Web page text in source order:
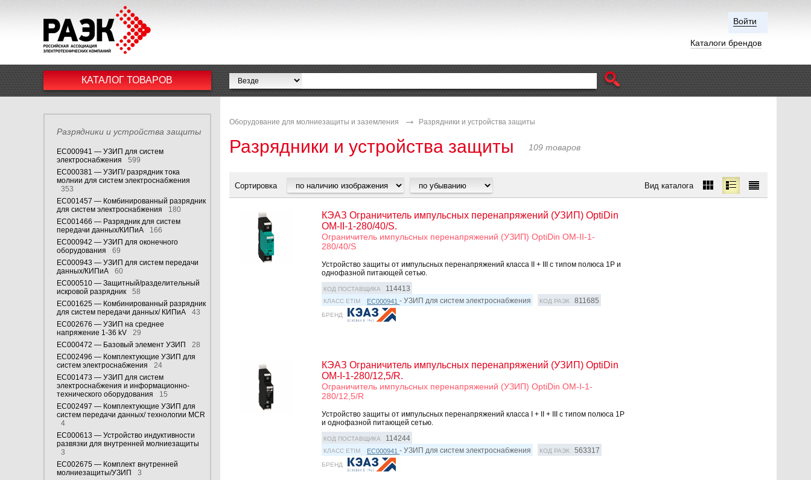
Войти
Каталоги брендов
КАТАЛОГ ТОВАРОВ
Разрядники и устройства защиты
EC000941 — УЗИП для систем
электроснабжения
599
EC000381 — УЗИП/ разрядник тока
молнии для систем электроснабжения
353
EC001457 — Комбинированный разрядник
для систем электроснабжения
180
EC001466 — Разрядник для систем
передачи данных/КИПиА
166
EC000942 — УЗИП для оконечного
оборудования
69
EC000943 — УЗИП для систем передачи
данных/КИПиА
60
EC000510 — Защитный/разделительный
искровой разрядник
58
EC001625 — Комбинированный разрядник
для систем передачи данных/ КИПиА
43
EC002676 — УЗИП на среднее
напряжение 1-36 kV
29
EC000472 — Базовый элемент УЗИП
28
EC002496 — Комплектующие УЗИП для
систем электроснабжения
24
EC001473 — УЗИП для систем
электроснабжения и информационно-
технического оборудования
15
EC002497 — Комплектующие УЗИП для
систем передачи данных/ технологии MCR
4
EC000613 — Устройство индуктивности
развязки для внутренней молниезащиты
3
EC002675 — Комплект внутренней
молниезащиты/УЗИП
3
Оборудование для молниезащиты и заземления Разрядники и устройства защиты
Разрядники и устройства защиты 109 товаров
Сортировка Вид каталога
КЭАЗ Ограничитель импульсных перенапряжений (УЗИП) OptiDin
OM-II-1-280/40/S.
Ограничитель импульсных перенапряжений (УЗИП) OptiDin OM-II-1-
280/40/S
Устройство защиты от импульсных перенапряжений класса II + III с типом полюса 1P и
однофазной питающей сетью.
КОД ПОСТАВЩИКА 114413
КЛАСС ETIM EC000941- УЗИП для систем электроснабжения КОД РАЭК 811685
БРЕНД
КЭАЗ Ограничитель импульсных перенапряжений (УЗИП) OptiDin
OM-I-1-280/12,5/R.
Ограничитель импульсных перенапряжений (УЗИП) OptiDin OM-I-1-
280/12,5/R
Устройство защиты от импульсных перенапряжений класса I + II + III с типом полюса 1P
и однофазной питающей сетью.
КОД ПОСТАВЩИКА 114244
КЛАСС ETIM EC000941- УЗИП для систем электроснабжения КОД РАЭК 563317
БРЕНД